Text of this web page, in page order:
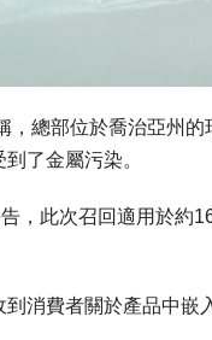
，總部位於喬治亞州
了金屬污染。
，此次召回適用於約
消費者關於產品中嵌